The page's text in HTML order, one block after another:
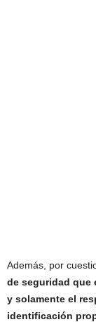
Además, por
de seguridad que
y solamente el
identificación